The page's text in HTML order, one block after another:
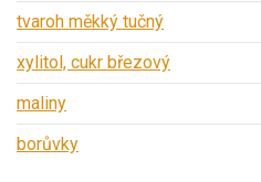
tvaroh měkký tučný
xylitol, cukr březový
maliny
borůvky